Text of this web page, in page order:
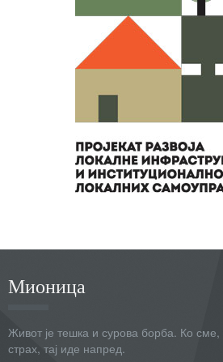
Мионица
Живот је тешка и сурова борба. Ко сме,
страх, тај иде напред.